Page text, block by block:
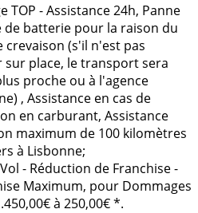
TOP - Assistance 24h, Panne
de batterie pour la raison du
crevaison (s'il n'est pas
place, le transport sera
proche ou à l'agence
, Assistance en cas de
en carburant, Assistance
maximum de 100 kilomètres
à Lisbonne;
- Réduction de Franchise -
Maximum, pour Dommages
à 250,00€ *.